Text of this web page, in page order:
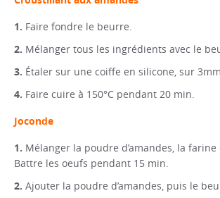
Faire fondre le beurre.
Mélanger tous les ingrédients avec le
Étaler sur une coiffe en silicone, sur 3mm
Faire cuire à 150°C pendant 20 min.
Joconde
Mélanger la poudre d’amandes, la farine
Battre les oeufs pendant 15 min.
Ajouter la poudre d’amandes, puis le